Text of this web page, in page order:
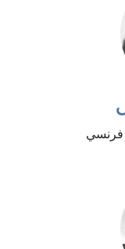
فرنسي